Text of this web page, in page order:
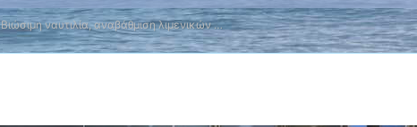
Βιώσιμη ναυτιλία, αναβάθμιση λιμενικών …